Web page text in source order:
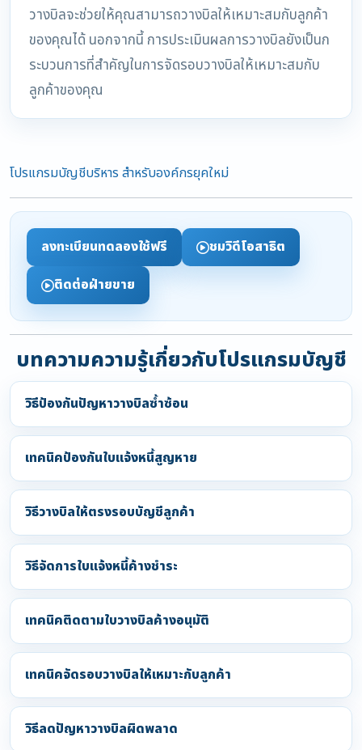
วางบิลจะช่วยให้คุณสามารถวางบิลให้เหมาะสมกับลูกค้า
ของคุณได้ นอกจากนี้ การประเมินผลการวางบิลยังเป็นก
ระบวนการที่สำคัญในการจัดรอบวางบิลให้เหมาะสมกับ
ลูกค้าของคุณ
โปรแกรมบัญชีบริหาร สำหรับองค์กรยุคใหม่
ลงทะเบียนทดลองใช้ฟรี
ชมวิดีโอสาธิต
ติดต่อฝ่ายขาย
บทความความรู้เกี่ยวกับโปรแกรมบัญชี
วิธีป้องกันปัญหาวางบิลซ้ำซ้อน
เทคนิคป้องกันใบแจ้งหนี้สูญหาย
วิธีวางบิลให้ตรงรอบบัญชีลูกค้า
วิธีจัดการใบแจ้งหนี้ค้างชำระ
เทคนิคติดตามใบวางบิลค้างอนุมัติ
เทคนิคจัดรอบวางบิลให้เหมาะกับลูกค้า
วิธีลดปัญหาวางบิลผิดพลาด